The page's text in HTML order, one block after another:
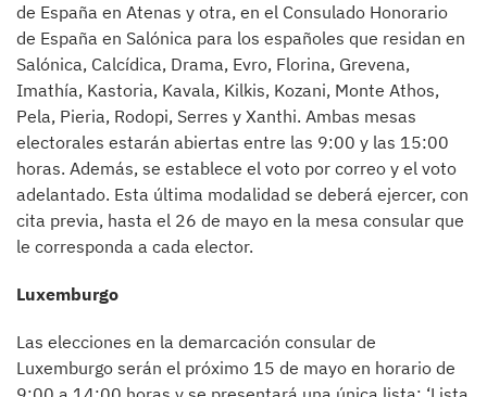
de España en Atenas y otra, en el Consulado Honorario
de España en Salónica para los españoles que residan en
Salónica, Calcídica, Drama, Evro, Florina, Grevena,
Imathía, Kastoria, Kavala, Kilkis, Kozani, Monte Athos,
Pela, Pieria, Rodopi, Serres y Xanthi. Ambas mesas
electorales estarán abiertas entre las 9:00 y las 15:00
horas. Además, se establece el voto por correo y el voto
adelantado. Esta última modalidad se deberá ejercer, con
cita previa, hasta el 26 de mayo en la mesa consular que
le corresponda a cada elector.
Luxemburgo
Las elecciones en la demarcación consular de
Luxemburgo serán el próximo 15 de mayo en horario de